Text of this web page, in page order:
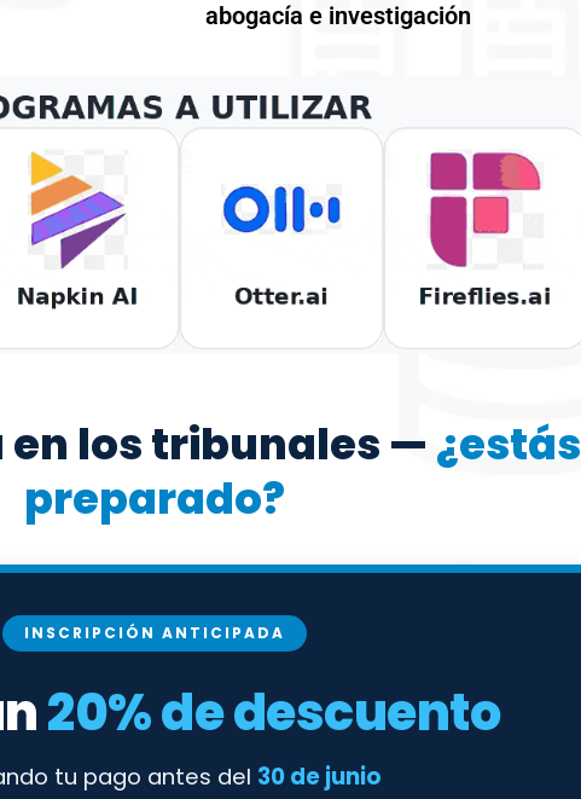
abogacía e investigación
en los tribunales — ¿estás
preparado?
INSCRIPCIÓN ANTICIPADA
20% de descuento
tu pago antes del 30 de junio